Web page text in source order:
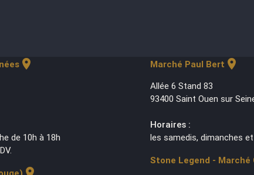
location_on
de 10h à 18h
Marché Paul Bert location_on
Allée 6 Stand 83
93400 Saint Ouen sur
Horaires :
les samedis, dimanches
Stone Legend - Marché